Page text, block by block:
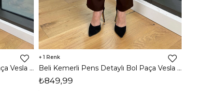
Beli Kemerli Pens Detaylı Bol Paça Vesla Siyah Kadın Pantolon 25Y031
1
Beli Kemerli Pens Detaylı Bol Paça Vesla Kahve Kadın Pantolon 25Y031
₺849,99